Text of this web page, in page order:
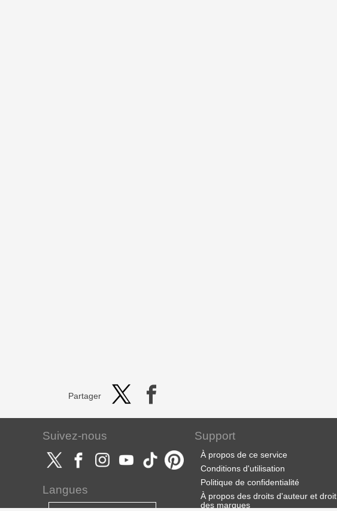
Partager
Suivez-nous
Langues
Support
À propos de ce service
Conditions d'utilisation
Politique de confidentialité
À propos des droits d'auteur et droit
des marques